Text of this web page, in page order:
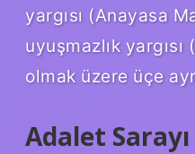
yargısı (Anayasa
uyuşmazlık
olmak üzere üçe
Adalet